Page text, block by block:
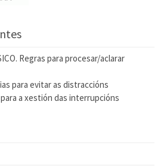
Regras para procesar/aclarar
para evitar as distraccións
a xestión das interrupcións